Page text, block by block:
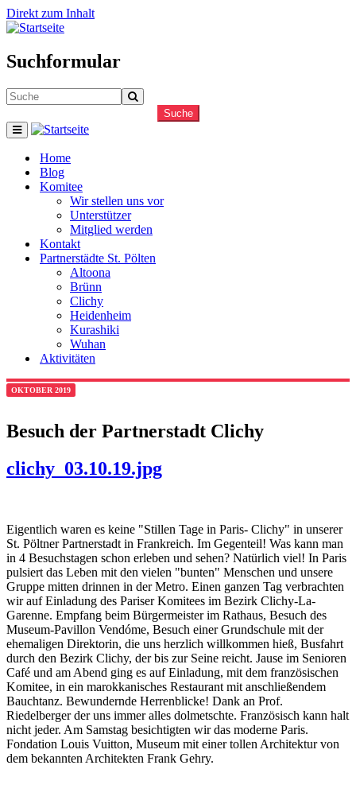
Direkt zum Inhalt
Suchformular
Suche
Home
Blog
Komitee
Wir stellen uns vor
Unterstützer
Mitglied werden
Kontakt
Partnerstädte St. Pölten
Altoona
Brünn
Clichy
Heidenheim
Kurashiki
Wuhan
Aktivitäten
OKTOBER 2019
Besuch der Partnerstadt Clichy
clichy_03.10.19.jpg
Eigentlich waren es keine "Stillen Tage in Paris- Clichy" in unserer
St. Pöltner Partnerstadt in Frankreich. Im Gegenteil! Was kann man
in 4 Besuchstagen schon erleben und sehen? Natürlich viel! In Paris
pulsiert das Leben mit den vielen "bunten" Menschen und unsere
Gruppe mitten drinnen in der Metro. Einen ganzen Tag verbrachten
wir auf Einladung des Pariser Komitees im Bezirk Clichy-La-
Garenne. Empfang beim Bürgermeister im Rathaus, Besuch des
Museum-Pavillon Vendóme, Besuch einer Grundschule mit der
ehemaligen Direktorin, die uns herzlich willkommen hieß, Busfahrt
durch den Bezirk Clichy, der bis zur Seine reicht. Jause im Senioren
Café und am Abend ging es auf Einladung, mit dem französischen
Komitee, in ein marokkanisches Restaurant mit anschließendem
Bauchtanz. Bewundernde Herrenblicke! Dank an Prof.
Riedelberger der uns immer alles dolmetschte. Französisch kann halt
nicht jeder. Am Samstag besichtigten wir das moderne Paris.
Fondation Louis Vuitton, Museum mit einer tollen Architektur von
dem bekannten Architekten Frank Gehry.